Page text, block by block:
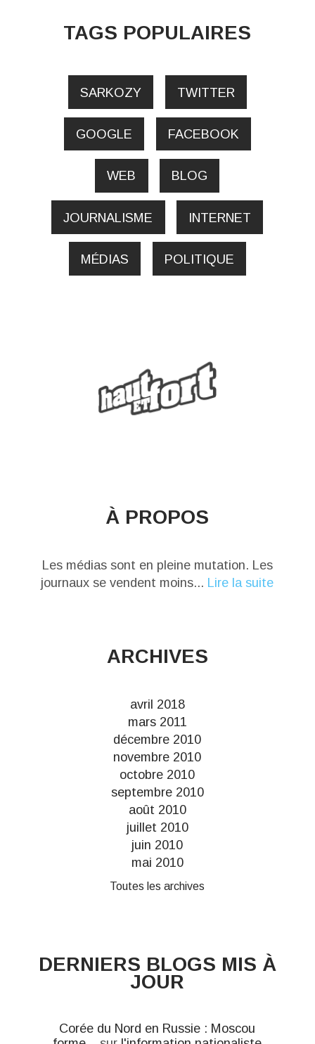
TAGS POPULAIRES
SARKOZY TWITTER
GOOGLE FACEBOOK
WEB BLOG
JOURNALISME INTERNET
MÉDIAS POLITIQUE
À PROPOS
Les médias sont en pleine mutation. Les
journaux se vendent moins... Lire la suite
ARCHIVES
avril 2018
mars 2011
décembre 2010
novembre 2010
octobre 2010
septembre 2010
août 2010
juillet 2010
juin 2010
mai 2010
Toutes les archives
DERNIERS BLOGS MIS À
JOUR
Corée du Nord en Russie : Moscou